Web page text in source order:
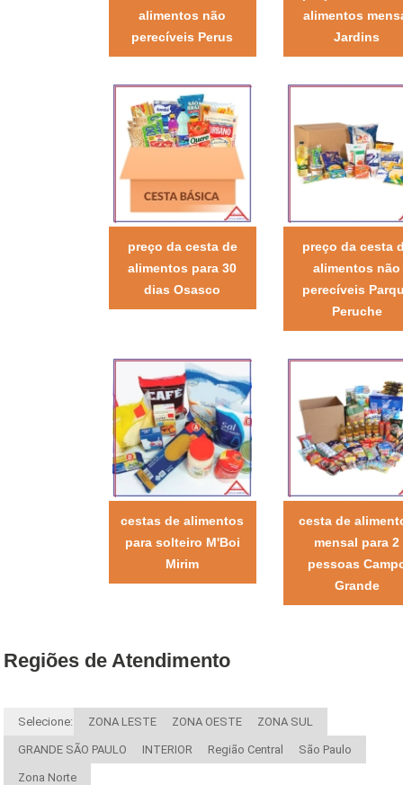
alimentos não
perecíveis Perus
alimentos
Jardins
preço da cesta de
alimentos para 30
dias Osasco
preço da cesta
alimentos não
perecíveis
Peruche
cestas de alimentos
para solteiro M'Boi
Mirim
cesta de
mensal para 2
pessoas
Grande
Regiões de Atendimento
Selecione: ZONA LESTE ZONA OESTE ZONA SUL
GRANDE SÃO PAULO INTERIOR Região Central São Paulo
Zona Norte